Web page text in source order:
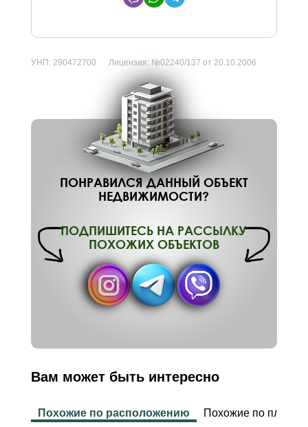
УНП: 290472700 Лицензия: №02240/137 от 20.10.2006
ПОНРАВИЛСЯ ДАННЫЙ ОБЪЕКТ
НЕДВИЖИМОСТИ?
ПОДПИШИТЕСЬ НА РАССЫЛКУ
ПОХОЖИХ ОБЪЕКТОВ
Вам может быть интересно
Похожие по расположению Похожие по